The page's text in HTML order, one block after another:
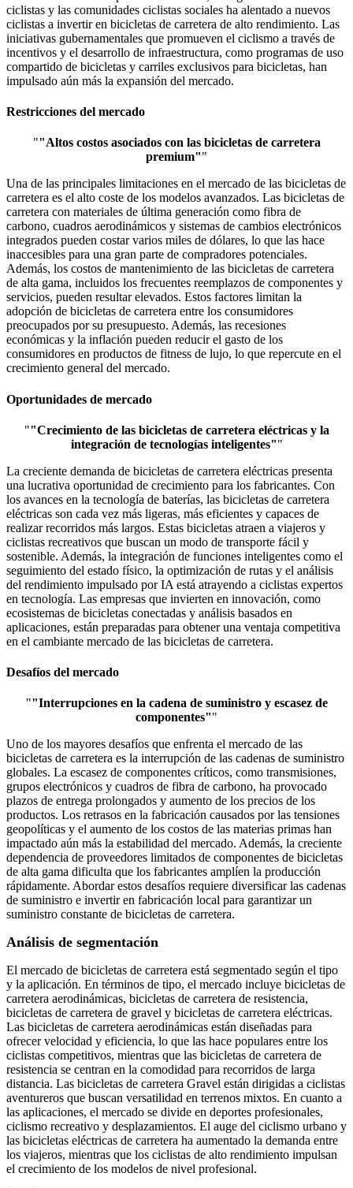
ciclistas y las comunidades ciclistas sociales ha alentado a nuevos
ciclistas a invertir en bicicletas de carretera de alto rendimiento. Las
iniciativas gubernamentales que promueven el ciclismo a través de
incentivos y el desarrollo de infraestructura, como programas de uso
compartido de bicicletas y carriles exclusivos para bicicletas, han
impulsado aún más la expansión del mercado.
Restricciones del mercado
""Altos costos asociados con las bicicletas de carretera
premium""
Una de las principales limitaciones en el mercado de las bicicletas de
carretera es el alto coste de los modelos avanzados. Las bicicletas de
carretera con materiales de última generación como fibra de
carbono, cuadros aerodinámicos y sistemas de cambios electrónicos
integrados pueden costar varios miles de dólares, lo que las hace
inaccesibles para una gran parte de compradores potenciales.
Además, los costos de mantenimiento de las bicicletas de carretera
de alta gama, incluidos los frecuentes reemplazos de componentes y
servicios, pueden resultar elevados. Estos factores limitan la
adopción de bicicletas de carretera entre los consumidores
preocupados por su presupuesto. Además, las recesiones
económicas y la inflación pueden reducir el gasto de los
consumidores en productos de fitness de lujo, lo que repercute en el
crecimiento general del mercado.
Oportunidades de mercado
""Crecimiento de las bicicletas de carretera eléctricas y la
integración de tecnologías inteligentes""
La creciente demanda de bicicletas de carretera eléctricas presenta
una lucrativa oportunidad de crecimiento para los fabricantes. Con
los avances en la tecnología de baterías, las bicicletas de carretera
eléctricas son cada vez más ligeras, más eficientes y capaces de
realizar recorridos más largos. Estas bicicletas atraen a viajeros y
ciclistas recreativos que buscan un modo de transporte fácil y
sostenible. Además, la integración de funciones inteligentes como el
seguimiento del estado físico, la optimización de rutas y el análisis
del rendimiento impulsado por IA está atrayendo a ciclistas expertos
en tecnología. Las empresas que invierten en innovación, como
ecosistemas de bicicletas conectadas y análisis basados ​​en
aplicaciones, están preparadas para obtener una ventaja competitiva
en el cambiante mercado de las bicicletas de carretera.
Desafíos del mercado
""Interrupciones en la cadena de suministro y escasez de
componentes""
Uno de los mayores desafíos que enfrenta el mercado de las
bicicletas de carretera es la interrupción de las cadenas de suministro
globales. La escasez de componentes críticos, como transmisiones,
grupos electrónicos y cuadros de fibra de carbono, ha provocado
plazos de entrega prolongados y aumento de los precios de los
productos. Los retrasos en la fabricación causados ​​por las tensiones
geopolíticas y el aumento de los costos de las materias primas han
impactado aún más la estabilidad del mercado. Además, la creciente
dependencia de proveedores limitados de componentes de bicicletas
de alta gama dificulta que los fabricantes amplíen la producción
rápidamente. Abordar estos desafíos requiere diversificar las cadenas
de suministro e invertir en fabricación local para garantizar un
suministro constante de bicicletas de carretera.
Análisis de segmentación
El mercado de bicicletas de carretera está segmentado según el tipo
y la aplicación. En términos de tipo, el mercado incluye bicicletas de
carretera aerodinámicas, bicicletas de carretera de resistencia,
bicicletas de carretera de gravel y bicicletas de carretera eléctricas.
Las bicicletas de carretera aerodinámicas están diseñadas para
ofrecer velocidad y eficiencia, lo que las hace populares entre los
ciclistas competitivos, mientras que las bicicletas de carretera de
resistencia se centran en la comodidad para recorridos de larga
distancia. Las bicicletas de carretera Gravel están dirigidas a ciclistas
aventureros que buscan versatilidad en terrenos mixtos. En cuanto a
las aplicaciones, el mercado se divide en deportes profesionales,
ciclismo recreativo y desplazamientos. El auge del ciclismo urbano y
las bicicletas eléctricas de carretera ha aumentado la demanda entre
los viajeros, mientras que los ciclistas de alto rendimiento impulsan
el crecimiento de los modelos de nivel profesional.